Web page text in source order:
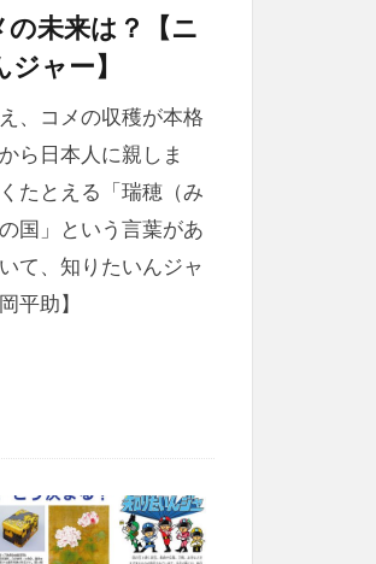
未来は？【ニ
ャー】
、コメの収穫が本格
ら日本人に親しま
たとえる「瑞穂（み
国」という言葉があ
て、知りたいんジャ
平助】